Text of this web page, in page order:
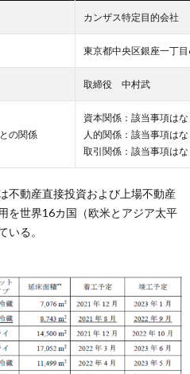
カンザス特定目的会社
東京都中央区銀座一丁
取締役 中村武
の関係
資本関係：該当事項は
人的関係：該当事項は
取引関係：該当事項は
不動産直接投資および上場不動産
を世界16カ国（欧米とアジア太平
いる。